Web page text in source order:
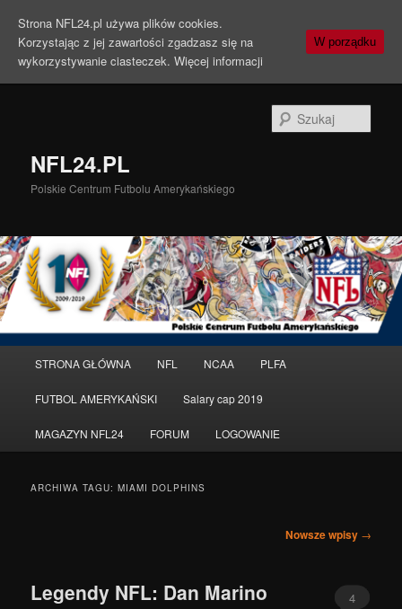
NFL24.PL
Polskie Centrum Futbolu Amerykańskiego
główne
Przeskocz
do
tekstu
Przeskocz
do
widgetów
STRONA GŁÓWNA NFL NCAA PLFA
FUTBOL AMERYKAŃSKI Salary cap 2019
MAGAZYN NFL24 FORUM LOGOWANIE
ARCHIWA TAGU:MIAMI DOLPHINS
Nowsze wpisy →
Legendy NFL: Dan Marino 4
Strona NFL24.pl używa plików cookies.
Korzystając z jej zawartości zgadzasz się na
wykorzystywanie ciasteczek. Więcej informacji
W porządku